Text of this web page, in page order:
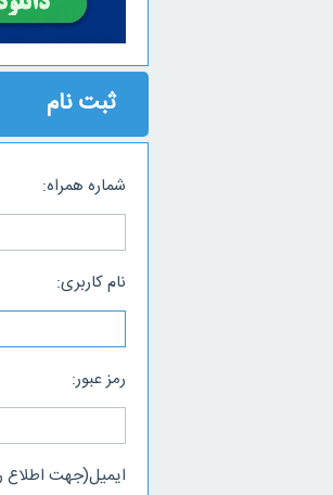
ثبت نام
شماره همراه:
نام کاربری:
رمز عبور:
ایمیل(جهت اطلاع